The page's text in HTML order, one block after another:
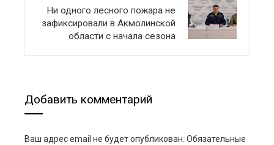
Ни одного лесного пожара не
зафиксировали в Акмолинской
области с начала сезона
Добавить комментарий
Ваш адрес email не будет опубликован. Обязательные